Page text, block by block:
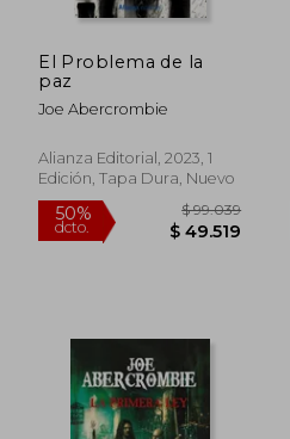
El Problema de la
paz
Joe Abercrombie
Alianza Editorial, 2023, 1
Edición, Tapa Dura, Nuevo